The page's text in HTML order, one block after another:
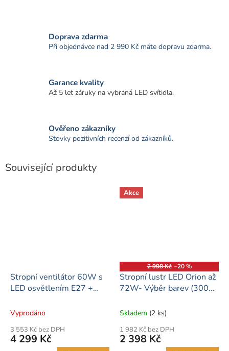
Doprava zdarma
Při objednávce nad 2 990 Kč máte dopravu zdarma.
Garance kvality
Až 5 let záruky na vybraná LED svítidla.
Ověřeno zákazníky
Stovky pozitivních recenzí od zákazníků.
Související produkty
Stropní ventilátor 60W s
LED osvětlením E27 +
Vyprodáno
3 553 Kč bez DPH
4 299 Kč
Akce
2 998 Kč –20 %
Stropní lustr LED Orion až
72W- Výběr barev (3000-
bílý
Skladem (2 ks)
1 982 Kč bez DPH
2 398 Kč